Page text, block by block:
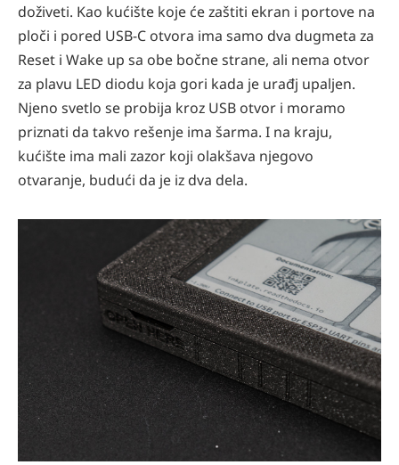
doživeti. Kao kućište koje će zaštiti ekran i portove na
ploči i pored USB-C otvora ima samo dva dugmeta za
Reset i Wake up sa obe bočne strane, ali nema otvor
za plavu LED diodu koja gori kada je urađj upaljen.
Njeno svetlo se probija kroz USB otvor i moramo
priznati da takvo rešenje ima šarma. I na kraju,
kućište ima mali zazor koji olakšava njegovo
otvaranje, budući da je iz dva dela.